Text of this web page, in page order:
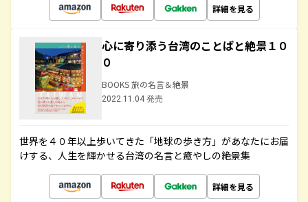
詳細を見る
心に寄り添う台湾のことばと絶景１０
０
BOOKS 旅の名言＆絶景
2022.11.04 発売
世界を４０年以上歩いてきた「地球の歩き方」があなたにお届
けする、人生を輝かせる台湾の名言と癒やしの絶景集
詳細を見る